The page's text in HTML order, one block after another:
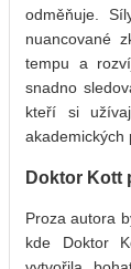
odměňuje.
nuancované
tempu a
snadno
kteří si
akademických
Doktor Kott
Proza autora
kde Doktor